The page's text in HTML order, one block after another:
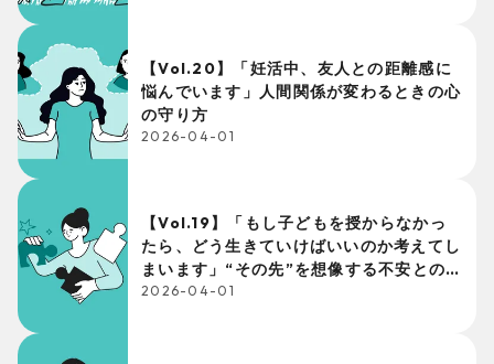
【Vol.20】「妊活中、友人との距離感に
悩んでいます」人間関係が変わるときの心
の守り方
2026-04-01
【Vol.19】「もし子どもを授からなかっ
たら、どう生きていけばいいのか考えてし
まいます」“その先”を想像する不安との向
き合い方
2026-04-01